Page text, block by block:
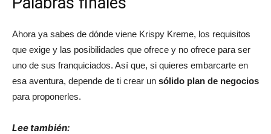
Ahora ya sabes de dónde viene Krispy Kreme, los requisitos
que exige y las posibilidades que ofrece y no ofrece para ser
uno de sus franquiciados. Así que, si quieres embarcarte en
esa aventura, depende de ti crear un sólido plan de negocios
para proponerles.
Lee también: